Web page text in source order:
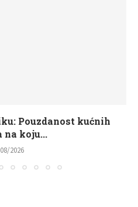
Pouzdanost kućnih
na koju...
2026